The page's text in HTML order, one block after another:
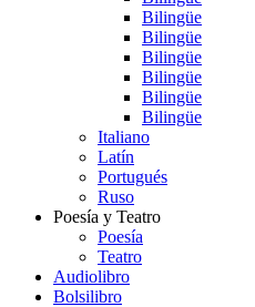
Bilingüe
Bilingüe
Bilingüe
Bilingüe
Bilingüe
Bilingüe
Italiano
Latín
Portugués
Ruso
Poesía y Teatro
Poesía
Teatro
Audiolibro
Bolsilibro